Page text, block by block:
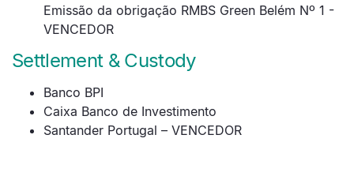
Emissão da obrigação RMBS Green Belém Nº 1 -
VENCEDOR
Settlement & Custody
Banco BPI
Caixa Banco de Investimento
Santander Portugal – VENCEDOR